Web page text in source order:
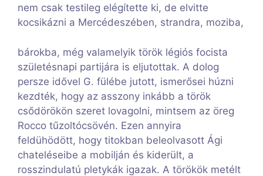
nem csak testileg elégítette ki, de elvitte
kocsikázni a Mercédeszében, strandra, moziba,
bárokba, még valamelyik török légiós focista
születésnapi partijára is eljutottak. A dolog
persze idővel G. fülébe jutott, ismerősei húzni
kezdték, hogy az asszony inkább a török
csődörökön szeret lovagolni, mintsem az öreg
Rocco tűzoltócsövén. Ezen annyira
feldühödött, hogy titokban beleolvasott Ági
chateléseibe a mobilján és kiderült, a
rosszindulatú pletykák igazak. A törökök metélt